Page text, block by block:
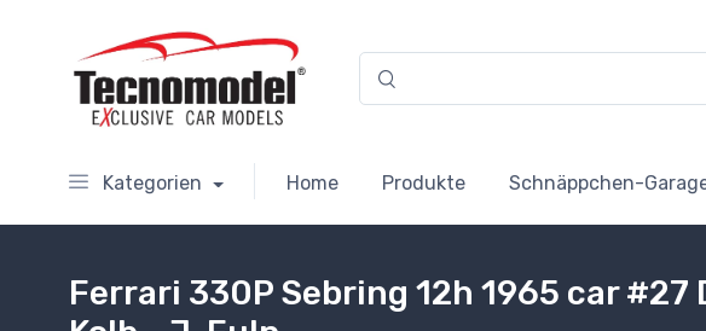
Kategorien Home Produkte Schnäppchen-
Ferrari 330P Sebring 12h 1965 car #27